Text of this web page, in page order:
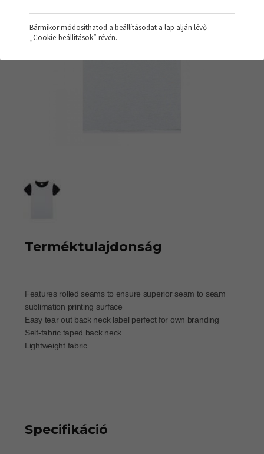
Terméktulajdonság
Features rolled seams to ensure superior seam to seam
sublimation printing surface
Easy tear out back neck label perfect for own branding
Self-fabric taped back neck
Lightweight fabric
Specifikáció
Bármikor módosíthatod a beállításodat a lap alján lévő
„Cookie-beállítások” révén.